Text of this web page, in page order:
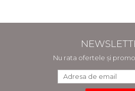
Nu rata ofertele și